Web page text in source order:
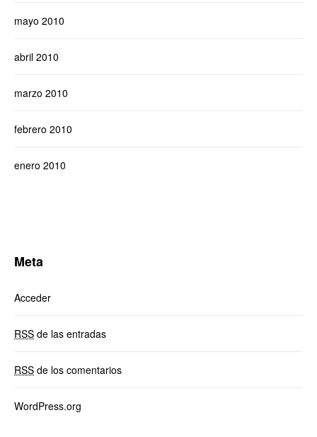
mayo 2010
abril 2010
marzo 2010
febrero 2010
enero 2010
Meta
Acceder
RSS de las entradas
RSS de los comentarios
WordPress.org